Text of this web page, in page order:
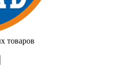
товаров